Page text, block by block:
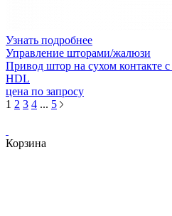
Узнать подробнее
Управление шторами/жалюзи
Привод штор на сухом контакте с
HDL
цена по запросу
1 2 3 4 ... 5
Корзина